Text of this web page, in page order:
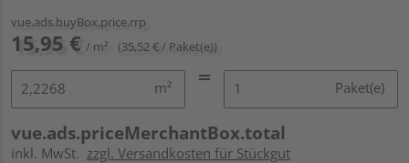
vue.ads.buyBox.price.rrp
15,95 € / m² (35,52 € / Paket(e))
m² Paket(e)
vue.ads.priceMerchantBox.total
inkl. MwSt. zzgl. Versandkosten für Stückgut